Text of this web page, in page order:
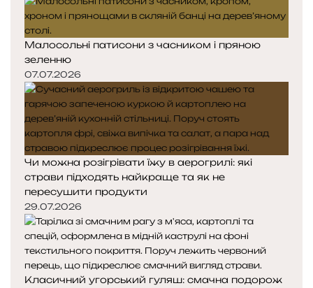
Малосольні патисони з часником і пряною
зеленню
07.07.2026
Чи можна розігрівати їжу в аерогрилі: які
страви підходять найкраще та як не
пересушити продукти
29.07.2026
Класичний угорський гуляш: смачна подорож